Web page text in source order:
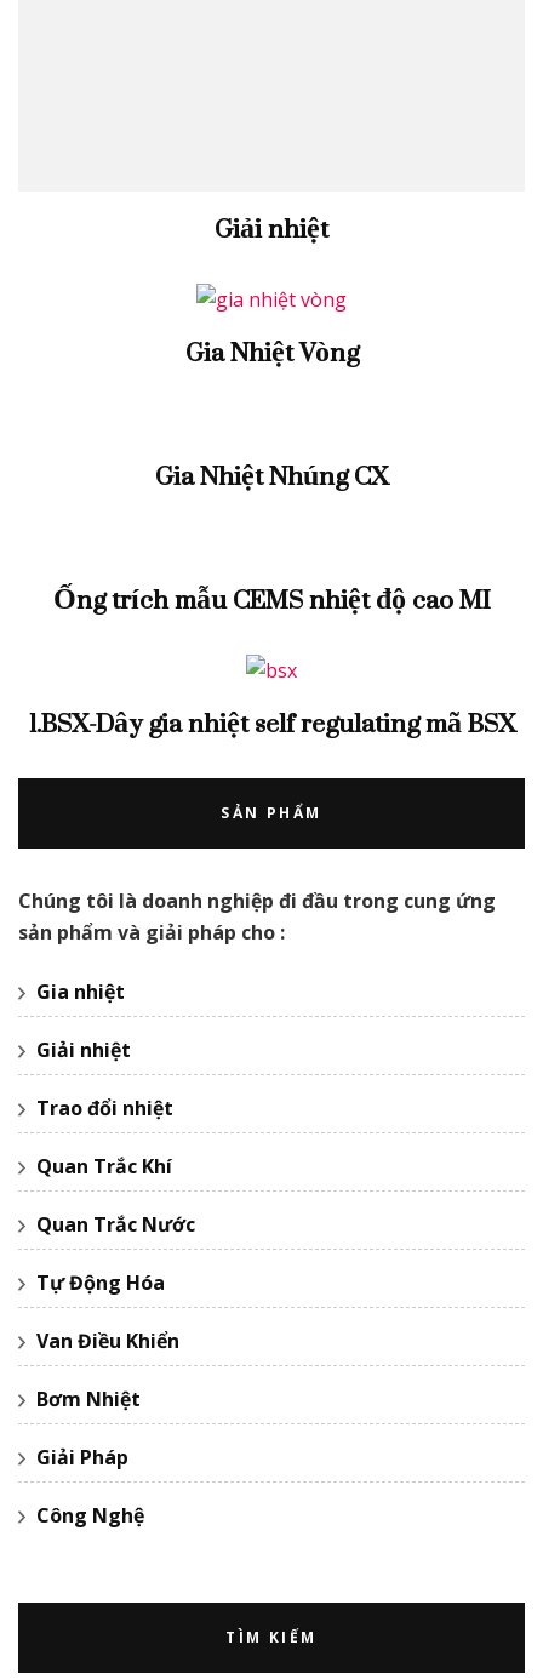
Giải nhiệt
Gia Nhiệt Vòng
Gia Nhiệt Nhúng CX
Ống trích mẫu CEMS nhiệt độ cao MI
1.BSX-Dây gia nhiệt self regulating mã BSX
SẢN PHẨM
Chúng tôi là doanh nghiệp đi đầu trong cung ứng
sản phẩm và giải pháp cho :
Gia nhiệt
Giải nhiệt
Trao đổi nhiệt
Quan Trắc Khí
Quan Trắc Nước
Tự Động Hóa
Van Điều Khiển
Bơm Nhiệt
Giải Pháp
Công Nghệ
TÌM KIẾM